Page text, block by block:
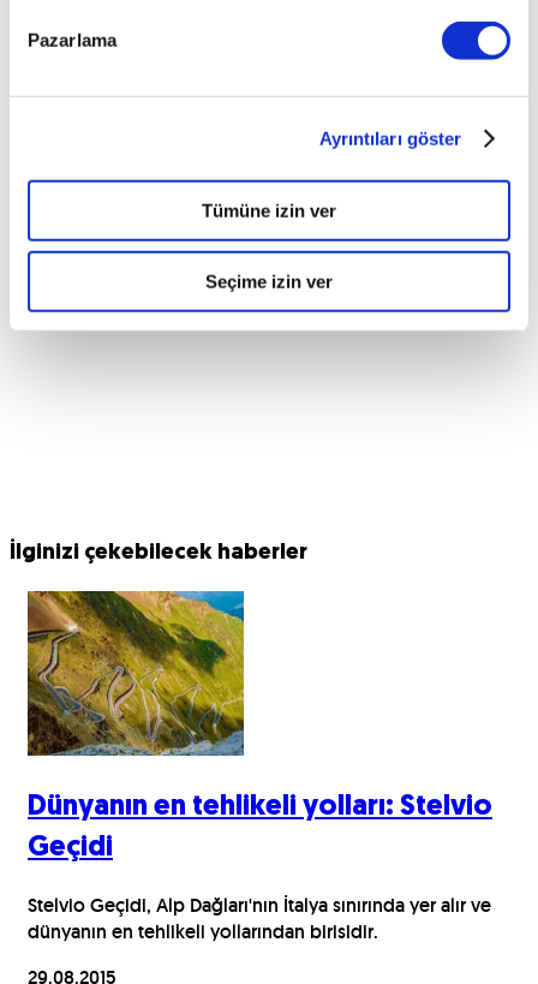
Pazarlama
Ayrıntıları göster
Tümüne izin ver
Seçime izin ver
İlginizi çekebilecek haberler
Dünyanın en tehlikeli yolları: Stelvio
Geçidi
Stelvio Geçidi, Alp Dağları'nın İtalya sınırında yer alır ve
dünyanın en tehlikeli yollarından birisidir.
29.08.2015